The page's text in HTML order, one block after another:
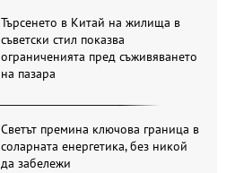
Търсенето в Китай на жилища в
съветски стил показва
ограниченията пред съживяването
на пазара
Светът премина ключова граница в
соларната енергетика, без никой
да забележи